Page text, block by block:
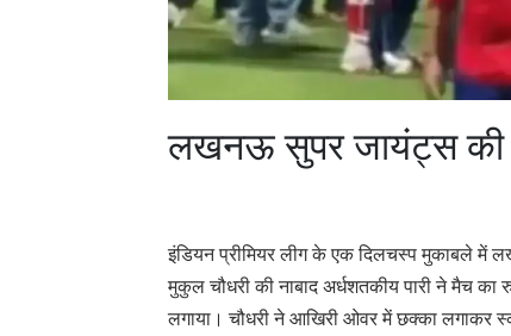
लखनऊ सुपर जायंट्स की
इंडियन प्रीमियर लीग के एक दिलचस्प मुकाबले में
मुकुल चौधरी की नाबाद अर्धशतकीय पारी ने मैच
लगाया। चौधरी ने आखिरी ओवर में छक्का लगाकर